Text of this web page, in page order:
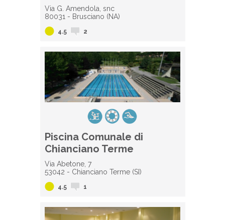
Via G. Amendola, snc
80031 - Brusciano (NA)
4.5 2
Piscina Comunale di
Chianciano Terme
Via Abetone, 7
53042 - Chianciano Terme (SI)
4.5 1